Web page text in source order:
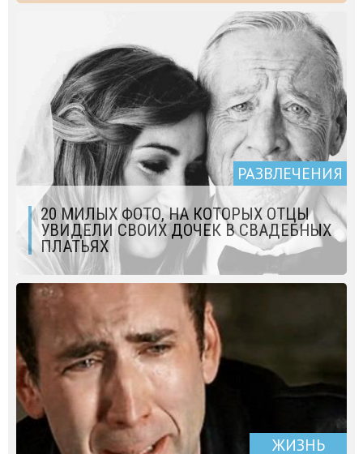
РАЗВЛЕЧЕНИЯ
20 МИЛЫХ ФОТО, НА КОТОРЫХ ОТЦЫ
УВИДЕЛИ СВОИХ ДОЧЕК В СВАДЕБНЫХ
ПЛАТЬЯХ
ЖИЗНЬ